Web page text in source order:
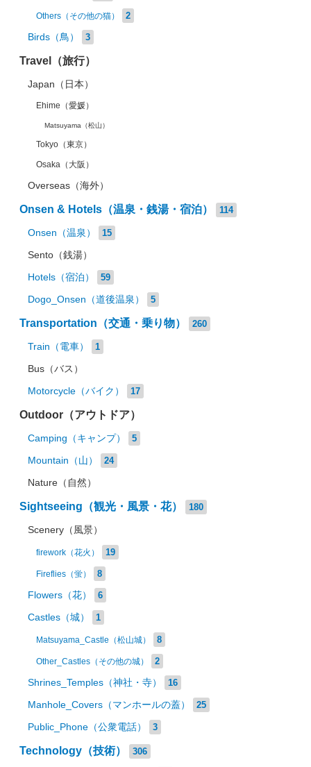
Others（その他の猫） 2
Birds（鳥） 3
Travel（旅行）
Japan（日本）
Ehime（愛媛）
Matsuyama（松山）
Tokyo（東京）
Osaka（大阪）
Overseas（海外）
Onsen & Hotels（温泉・銭湯・宿泊） 114
Onsen（温泉） 15
Sento（銭湯）
Hotels（宿泊） 59
Dogo_Onsen（道後温泉） 5
Transportation（交通・乗り物） 260
Train（電車） 1
Bus（バス）
Motorcycle（バイク） 17
Outdoor（アウトドア）
Camping（キャンプ） 5
Mountain（山） 24
Nature（自然）
Sightseeing（観光・風景・花） 180
Scenery（風景）
firework（花火） 19
Fireflies（蛍） 8
Flowers（花） 6
Castles（城） 1
Matsuyama_Castle（松山城） 8
Other_Castles（その他の城） 2
Shrines_Temples（神社・寺） 16
Manhole_Covers（マンホールの蓋） 25
Public_Phone（公衆電話） 3
Technology（技術） 306